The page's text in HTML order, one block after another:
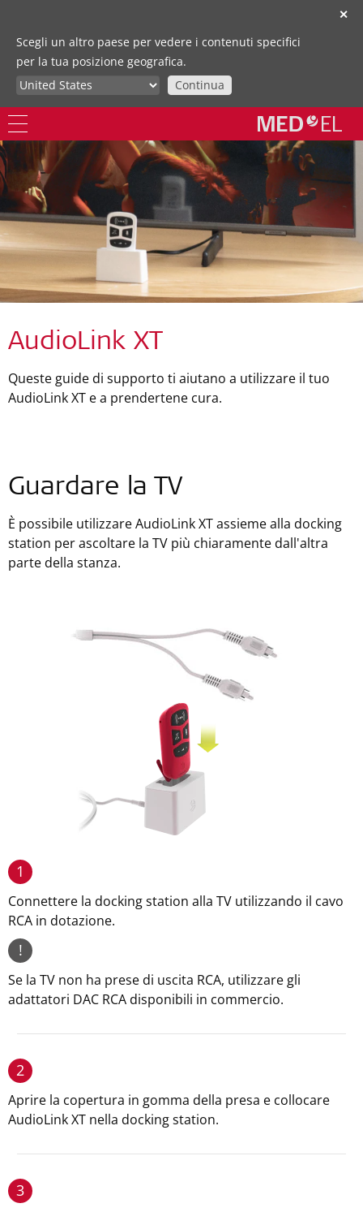
✕
Scegli un altro paese per vedere i contenuti specifici
per la tua posizione geografica.
Continua
AudioLink XT
Queste guide di supporto ti aiutano a utilizzare il tuo
AudioLink XT e a prendertene cura.
Guardare la TV
È possibile utilizzare AudioLink XT assieme alla docking
station per ascoltare la TV più chiaramente dall'altra
parte della stanza.
1
Connettere la docking station alla TV utilizzando il cavo
RCA in dotazione.
!
Se la TV non ha prese di uscita RCA, utilizzare gli
adattatori DAC RCA disponibili in commercio.
2
Aprire la copertura in gomma della presa e collocare
AudioLink XT nella docking station.
3